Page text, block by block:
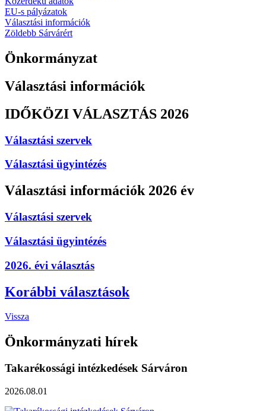
EU-s pályázatok
Választási információk
Zöldebb Sárvárért
Önkormányzat
Választási információk
IDŐKÖZI VÁLASZTÁS 2026
Választási szervek
Választási ügyintézés
Választási információk 2026 év
Választási szervek
Választási ügyintézés
2026. évi választás
Korábbi választások
Vissza
Önkormányzati hírek
Takarékossági intézkedések Sárváron
2026.08.01